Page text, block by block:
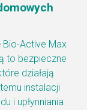
Bio-Active Max
to bezpieczne
działają
instalacji
i upłynniania